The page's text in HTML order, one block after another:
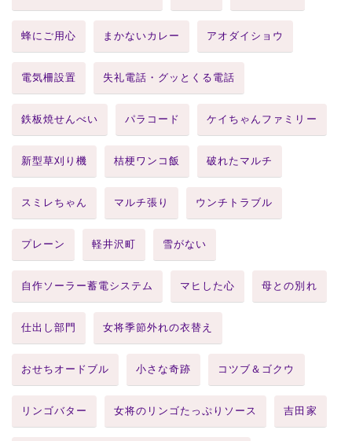
蜂にご用心 まかないカレー アオダイショウ
電気柵設置 失礼電話・グッとくる電話
鉄板焼せんべい パラコード ケイちゃんファミリー
新型草刈り機 桔梗ワンコ飯 破れたマルチ
スミレちゃん マルチ張り ウンチトラブル
プレーン 軽井沢町 雪がない
自作ソーラー蓄電システム マヒした心 母との別れ
仕出し部門 女将季節外れの衣替え
おせちオードブル 小さな奇跡 コツブ＆ゴクウ
リンゴバター 女将のリンゴたっぷりソース 吉田家